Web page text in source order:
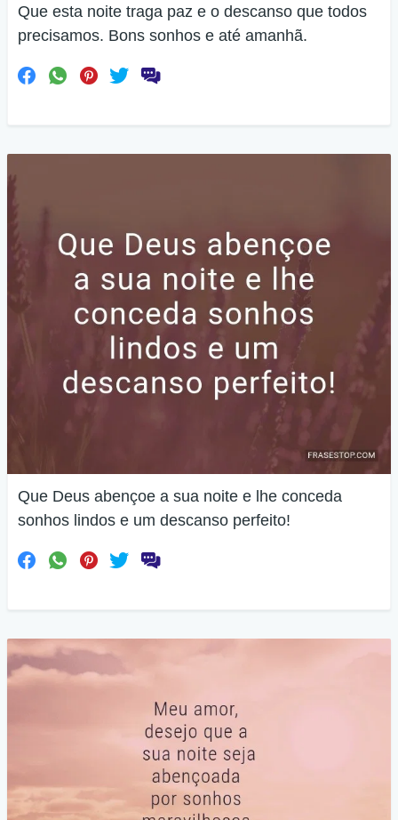
Que esta noite traga paz e o descanso que todos
precisamos. Bons sonhos e até amanhã.
Que Deus abençoe a sua noite e lhe conceda
sonhos lindos e um descanso perfeito!